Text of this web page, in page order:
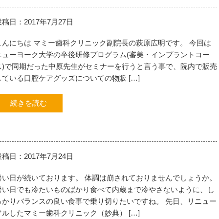
稿日：2017年7月27日
んにちは マミー歯科クリニック副院長の萩原広明です。 今回は
ューヨーク大学の卒後研修プログラム(審美・インプラントコー
)で同期だった中原先生がセミナーを行うと言う事で、院内で販売
ている口腔ケアグッズについての物販 […]
続きを読む
稿日：2017年7月24日
い日が続いております。 体調は崩されておりませんでしょうか。
い日でも冷たいものばかり食べて内蔵まで冷やさないように、し
かりバランスの良い食事で乗り切りたいですね。 先日、リニュー
ルしたマミー歯科クリニック（妙典） […]